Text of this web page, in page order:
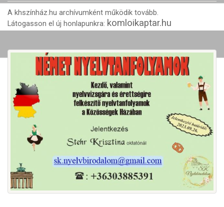
A khszínház.hu archívumként működik tovább.
Látogasson el új honlapunkra: komloikaptar.hu